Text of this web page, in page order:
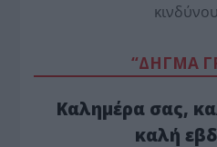
“ΔΗΓΜΑ
Καλημέρα σας,
καλή